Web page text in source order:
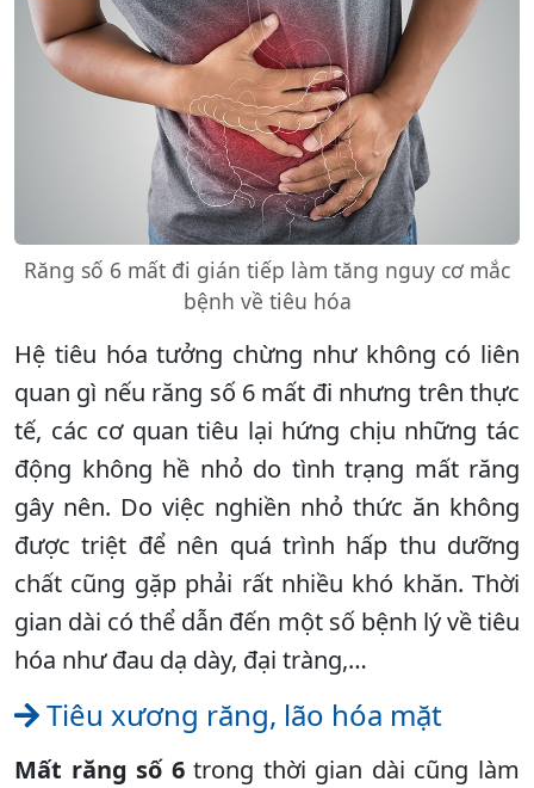
Răng số 6 mất đi gián tiếp làm tăng nguy cơ mắc
bệnh về tiêu hóa
Hệ tiêu hóa tưởng chừng như không có liên
quan gì nếu răng số 6 mất đi nhưng trên thực
tế, các cơ quan tiêu lại hứng chịu những tác
động không hề nhỏ do tình trạng mất răng
gây nên. Do việc nghiền nhỏ thức ăn không
được triệt để nên quá trình hấp thu dưỡng
chất cũng gặp phải rất nhiều khó khăn. Thời
gian dài có thể dẫn đến một số bệnh lý về tiêu
hóa như đau dạ dày, đại tràng,…
Tiêu xương răng, lão hóa mặt
Mất răng số 6trong thời gian dài cũng làm